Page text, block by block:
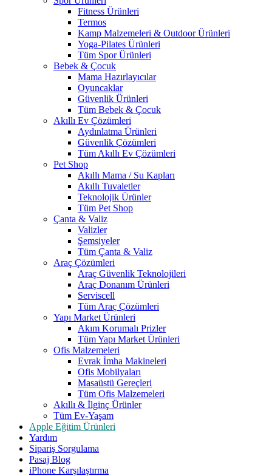
Fitness Ürünleri
Termos
Kamp Malzemeleri & Outdoor Ürünleri
Yoga-Pilates Ürünleri
Tüm Spor Ürünleri
Bebek & Çocuk
Mama Hazırlayıcılar
Oyuncaklar
Güvenlik Ürünleri
Tüm Bebek & Çocuk
Akıllı Ev Çözümleri
Aydınlatma Ürünleri
Güvenlik Çözümleri
Tüm Akıllı Ev Çözümleri
Pet Shop
Akıllı Mama / Su Kapları
Akıllı Tuvaletler
Teknolojik Ürünler
Tüm Pet Shop
Çanta & Valiz
Valizler
Şemsiyeler
Tüm Çanta & Valiz
Araç Çözümleri
Araç Güvenlik Teknolojileri
Araç Donanım Ürünleri
Serviscell
Tüm Araç Çözümleri
Yapı Market Ürünleri
Akım Korumalı Prizler
Tüm Yapı Market Ürünleri
Ofis Malzemeleri
Evrak İmha Makineleri
Ofis Mobilyaları
Masaüstü Gereçleri
Tüm Ofis Malzemeleri
Akıllı & İlginç Ürünler
Tüm Ev-Yaşam
Apple Eğitim Ürünleri
Yardım
Sipariş Sorgulama
Pasaj Blog
iPhone Karşılaştırma